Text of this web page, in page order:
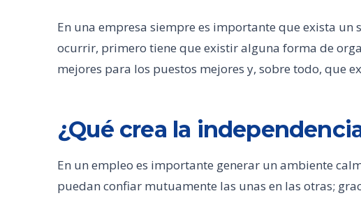
En una empresa siempre es importante que exista un
ocurrir, primero tiene que existir alguna forma de
mejores para los puestos mejores y, sobre todo, que
¿Qué crea la
En un empleo es importante generar un ambiente
puedan confiar mutuamente las unas en las otras;